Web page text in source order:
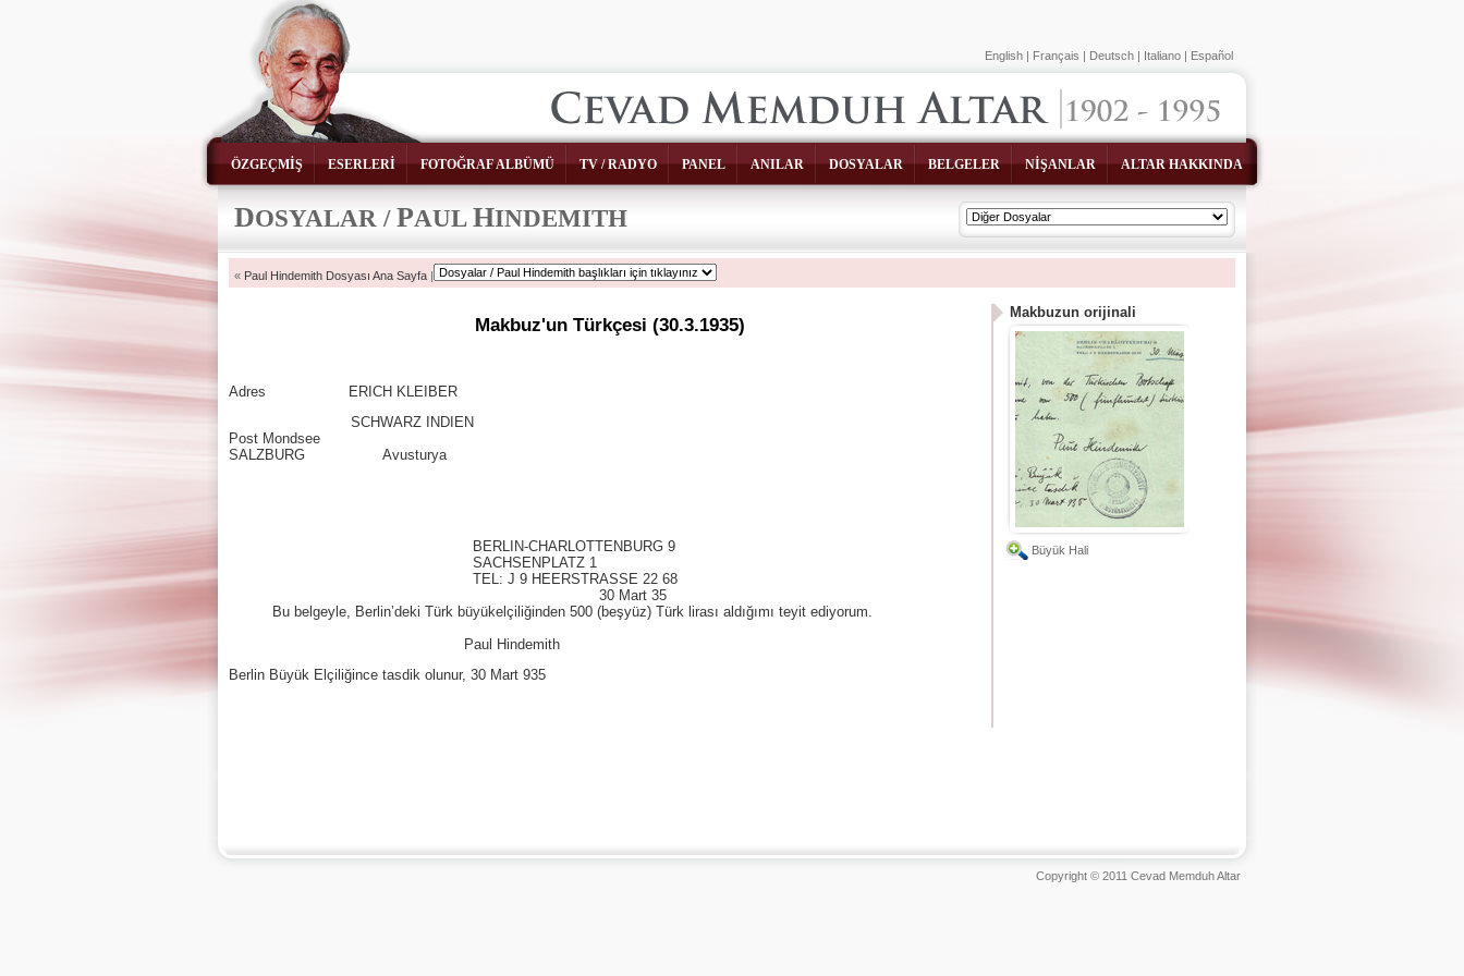
ÖZGEÇMİŞ ESERLERİ FOTOĞRAF ALBÜMÜ TV / RADYO PANEL ANILAR DOSYALAR BELGELER NİŞANLAR ALTAR HAKKINDA
English | Français | Deutsch | Italiano | Español
DOSYALAR / PAUL HINDEMITH
« Paul Hindemith Dosyası Ana Sayfa |
Makbuz'un Türkçesi (30.3.1935)
Adres ERICH KLEIBER
SCHWARZ INDIEN
Post Mondsee
SALZBURG Avusturya
BERLIN-CHARLOTTENBURG 9
SACHSENPLATZ 1
TEL: J 9 HEERSTRASSE 22 68
30 Mart 35
Bu belgeyle, Berlin’deki Türk büyükelçiliğinden 500 (beşyüz) Türk lirası aldığımı teyit ediyorum.
Paul Hindemith
Berlin Büyük Elçiliğince tasdik olunur, 30 Mart 935
Makbuzun orijinali
Büyük Hali
Copyright © 2011 Cevad Memduh Altar